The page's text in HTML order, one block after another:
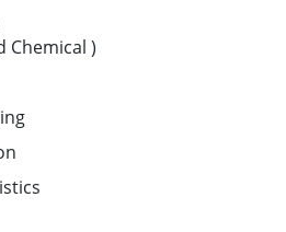
Chemical )